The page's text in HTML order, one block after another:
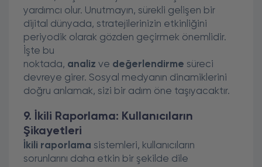
yardımcı olur. Unutmayın, sürekli gelişen bir
dijital dünyada, stratejilerinizin etkinliğini
periyodik olarak gözden geçirmek önemlidir.
İşte bu
noktada, analiz ve değerlendirme süreci
devreye girer. Sosyal medyanın dinamiklerini
doğru anlamak, sizi bir adım öne taşıyacaktır.
9. İkili Raporlama: Kullanıcıların
Şikayetleri
İkili raporlama sistemleri, kullanıcıların
sorunlarını daha etkin bir şekilde dile